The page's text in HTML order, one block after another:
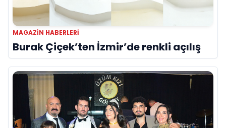
MAGAZIN HABERLERI
Burak Çiçek’ten İzmir’de renkli açılış